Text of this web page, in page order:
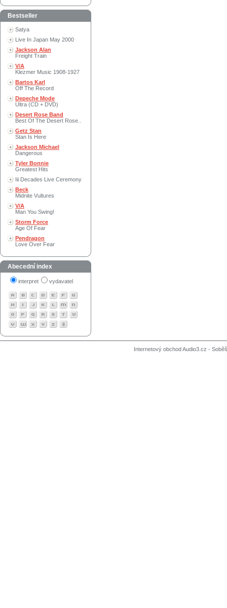
Bestseller
Satya
Live In Japan May 2000
Jackson Alan
Freight Train
V/A
Klezmer Music 1908-1927
Bartos Karl
Off The Record
Depeche Mode
Ultra (CD + DVD)
Desert Rose Band
Best Of The Desert Rose..
Getz Stan
Stan Is Here
Jackson Michael
Dangerous
Tyler Bonnie
Greatest Hits
Iii Decades Live Ceremony
Beck
Midnite Vultures
V/A
Man You Swing!
Storm Force
Age Of Fear
Pendragon
Love Over Fear
Abecední index
interpret vydavatel
Internetový obchod Audio3.cz -